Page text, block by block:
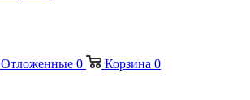
Отложенные 0 Корзина 0